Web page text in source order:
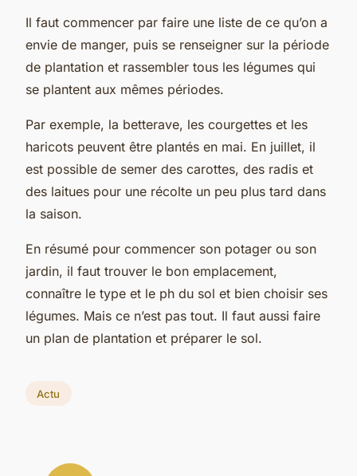
Il faut commencer par faire une liste de ce qu’on a
envie de manger, puis se renseigner sur la période
de plantation et rassembler tous les légumes qui
se plantent aux mêmes périodes.
Par exemple, la betterave, les courgettes et les
haricots peuvent être plantés en mai. En juillet, il
est possible de semer des carottes, des radis et
des laitues pour une récolte un peu plus tard dans
la saison.
En résumé pour commencer son potager ou son
jardin, il faut trouver le bon emplacement,
connaître le type et le ph du sol et bien choisir ses
légumes. Mais ce n’est pas tout. Il faut aussi faire
un plan de plantation et préparer le sol.
Actu